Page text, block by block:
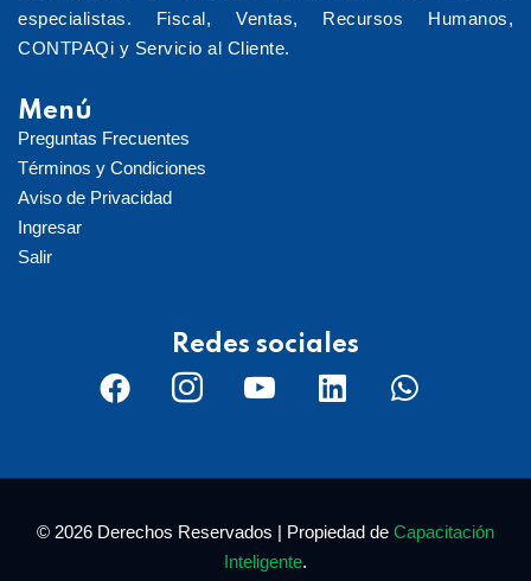
especialistas. Fiscal, Ventas, Recursos Humanos,
CONTPAQi y Servicio al Cliente.
Menú
Preguntas Frecuentes
Términos y Condiciones
Aviso de Privacidad
Ingresar
Salir
Redes sociales
© 2026 Derechos Reservados | Propiedad de Capacitación
Inteligente.